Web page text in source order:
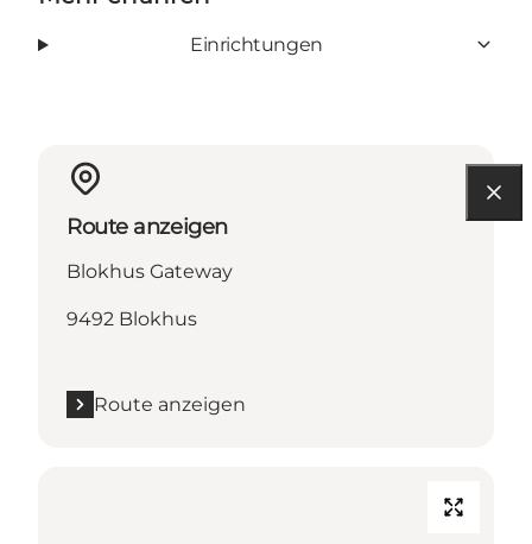
Einrichtungen
Route anzeigen
Blokhus Gateway
9492 Blokhus
Route anzeigen